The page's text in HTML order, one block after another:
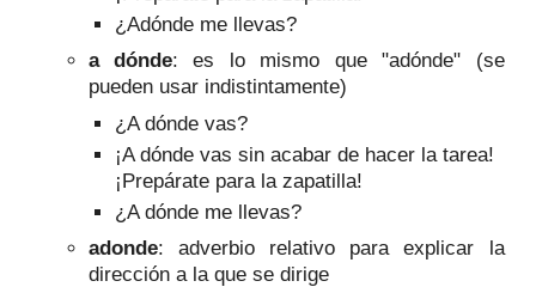
¿Adónde me llevas?
a dónde: es lo mismo que "adónde" (se
pueden usar indistintamente)
¿A dónde vas?
¡A dónde vas sin acabar de hacer la tarea!
¡Prepárate para la zapatilla!
¿A dónde me llevas?
adonde: adverbio relativo para explicar la
dirección a la que se dirige